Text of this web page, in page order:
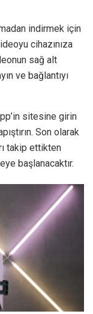
indirmek için
cihazınıza
sağ alt
ve bağlantıyı
sitesine girin
Son olarak
takip ettikten
başlanacaktır.